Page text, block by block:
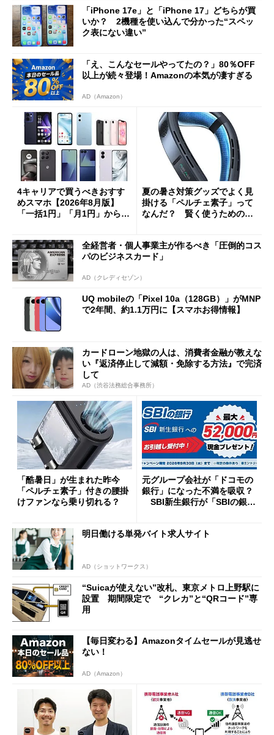
「iPhone 17e」と「iPhone 17」どちらが買
いか？ 2機種を使い込んで分かった“スペッ
ク表にない違い”
「え、こんなセールやってたの？」80％OFF
以上が続々登場！Amazonの本気が凄すぎる
AD（Amazon）
4キャリアで買うべきおすす
めスマホ【2026年8月版】
「一括1円」「月1円」からお
夏の暑さ対策グッズでよく見
掛ける「ペルチェ素子」って
なんだ？ 賢く使うための注
全経営者・個人事業主が作るべき「圧倒的コス
パのビジネスカード」
AD（クレディセゾン）
UQ mobileの「Pixel 10a（128GB）」がMNP
で2年間、約1.1万円に【スマホお得情報】
カードローン地獄の人は、消費者金融が教えな
い『返済停止して減額・免除する方法』で完済
して
AD（渋谷法務総合事務所）
「酷暑日」が生まれた昨今
「ペルチェ素子」付きの腰掛
けファンなら乗り切れる？
元グループ会社が「ドコモの
銀行」になった不満を吸収？
SBI新生銀行が「SBIの銀
開催
明日働ける単発バイト求人サイト
AD（ショットワークス）
“Suicaが使えない”改札、東京メトロ上野駅に
設置 期間限定で “クレカ”と“QRコード”専
用
【毎日変わる】Amazonタイムセールが見逃せ
ない！
AD（Amazon）